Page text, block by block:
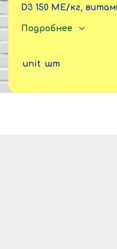
D3 150 МЕ/кг,
годности: 3 года с
Подробнее
unit шт